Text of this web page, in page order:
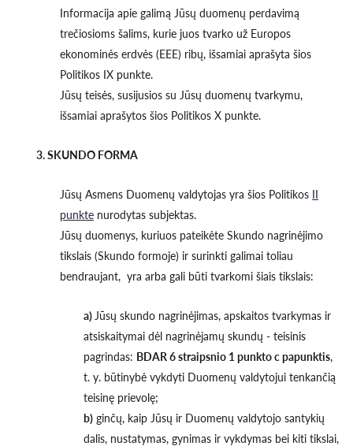
Informacija apie galimą Jūsų duomenų perdavimą
trečiosioms šalims, kurie juos tvarko už Europos
ekonominės erdvės (EEE) ribų, išsamiai aprašyta šios
Politikos IX punkte.
Jūsų teisės, susijusios su Jūsų duomenų tvarkymu,
išsamiai aprašytos šios Politikos X punkte.
3. SKUNDO FORMA
Jūsų Asmens Duomenų valdytojas yra šios Politikos II
punkte nurodytas subjektas.
Jūsų duomenys, kuriuos pateikėte Skundo nagrinėjimo
tikslais (Skundo formoje) ir surinkti galimai toliau
bendraujant, yra arba gali būti tvarkomi šiais tikslais:
a) Jūsų skundo nagrinėjimas, apskaitos tvarkymas ir
atsiskaitymai dėl nagrinėjamų skundų - teisinis
pagrindas: BDAR 6 straipsnio 1 punkto c papunktis,
t. y. būtinybė vykdyti Duomenų valdytojui tenkančią
teisinę prievolę;
b) ginčų, kaip Jūsų ir Duomenų valdytojo santykių
dalis, nustatymas, gynimas ir vykdymas bei kiti tikslai,